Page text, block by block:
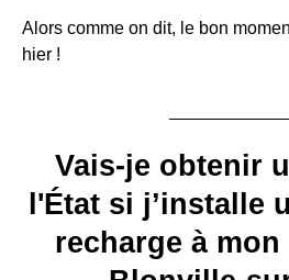
Alors comme on dit, le bon
hier !
Vais-je obtenir
l'État si j’installe
recharge à